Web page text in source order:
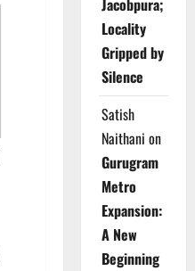
Jacobpura;
Locality
Gripped by
Silence
Satish
Naithani on
Gurugram
Metro
Expansion:
A New
Beginning